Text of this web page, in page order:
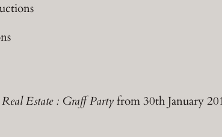
Estate : Graff Partyfrom 30th January